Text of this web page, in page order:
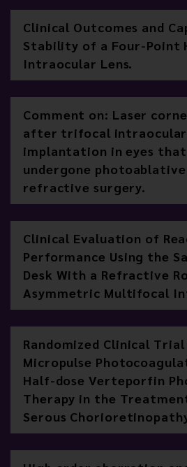
Clinical Outcomes and
Stability of a Four-Point
Intraocular Lens.
Comment on: Laser
after trifocal intraocular
implantation in eyes that
undergone
refractive surgery.
Clinical Evaluation of
Performance Using the
Desk With a Refractive
Asymmetric Multifocal
Randomized Clinical
Micropulse
Half-dose Verteporfin
Therapy in the
Serous